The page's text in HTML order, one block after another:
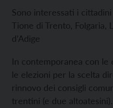
Sono interessati i cittadini
Tione di Trento, Folgaria,
d’Adige
In contemporanea con le
le elezioni per la scelta
rinnovo dei consigli
trentini (e due